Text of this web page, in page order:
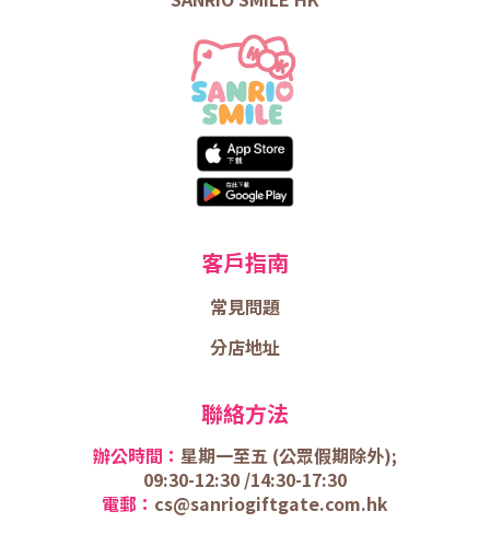
客戶指南
常見問題
分店地址
聯絡方法
辦公時間： 星期一至五 (公眾假期除外);
09:30-12:30 /14:30-17:30
電郵： cs@sanriogiftgate.com.hk